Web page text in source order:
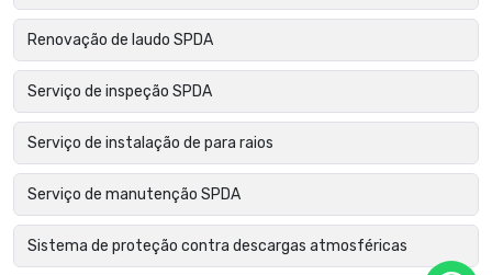
Renovação de laudo SPDA
Serviço de inspeção SPDA
Serviço de instalação de para raios
Serviço de manutenção SPDA
Sistema de proteção contra descargas atmosféricas